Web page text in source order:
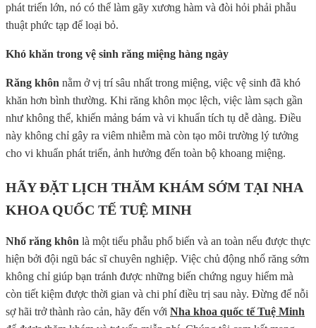
phát triển lớn, nó có thể làm gãy xương hàm và đòi hỏi phải phẫu
thuật phức tạp để loại bỏ.
Khó khăn trong vệ sinh răng miệng hàng ngày
Răng khôn nằm ở vị trí sâu nhất trong miệng, việc vệ sinh đã khó
khăn hơn bình thường. Khi răng khôn mọc lệch, việc làm sạch gần
như không thể, khiến mảng bám và vi khuẩn tích tụ dễ dàng. Điều
này không chỉ gây ra viêm nhiễm mà còn tạo môi trường lý tưởng
cho vi khuẩn phát triển, ảnh hưởng đến toàn bộ khoang miệng.
HÃY ĐẶT LỊCH THĂM KHÁM SỚM TẠI NHA
KHOA QUỐC TẾ TUỆ MINH
Nhổ răng khôn là một tiểu phẫu phổ biến và an toàn nếu được thực
hiện bởi đội ngũ bác sĩ chuyên nghiệp. Việc chủ động nhổ răng sớm
không chỉ giúp bạn tránh được những biến chứng nguy hiểm mà
còn tiết kiệm được thời gian và chi phí điều trị sau này. Đừng để nỗi
sợ hãi trở thành rào cản, hãy đến với Nha khoa quốc tế Tuệ Minh